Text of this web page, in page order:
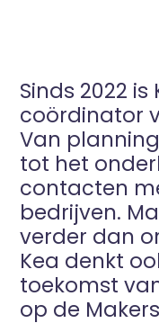
Sinds 2022
coördinator
Van
tot het
contacten
bedrijven.
verder dan
Kea denkt
toekomst
op de